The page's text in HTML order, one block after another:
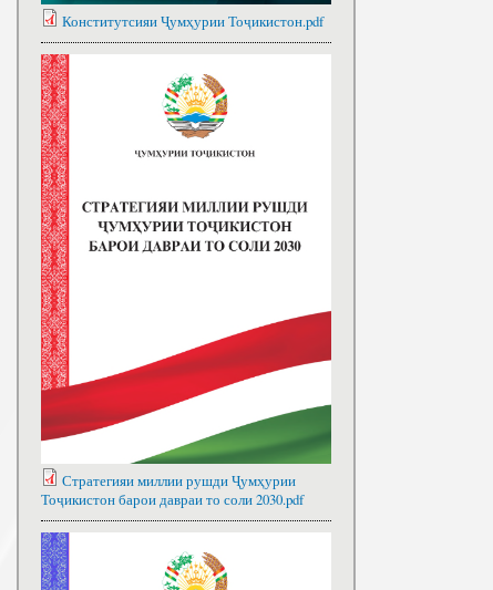
Конститутсияи Ҷумҳурии Тоҷикистон.pdf
Стратегияи миллии рушди Ҷумҳурии
Тоҷикистон барои давраи то соли 2030.pdf